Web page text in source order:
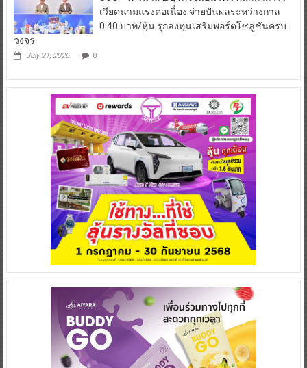
เวียดนามแรงต่อเนื่อง จ่ายปันผลระหว่างกาล
0.40 บาท/หุ้น รุกลงทุนเสริมพอร์ตโซลูชันครบ
วงจร
July 21, 2026 0